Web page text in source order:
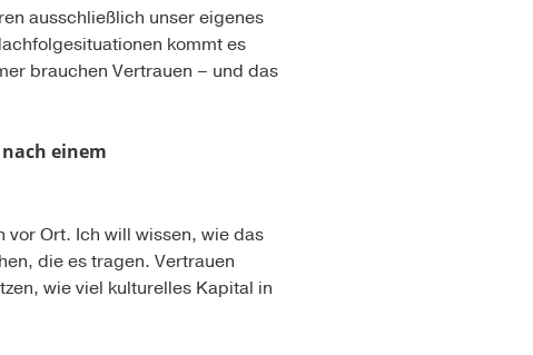
ausschließlich unser eigenes
kommt es
brauchen Vertrauen – und das
einem
vor Ort. Ich will wissen, wie das
die es tragen. Vertrauen
wie viel kulturelles Kapital in